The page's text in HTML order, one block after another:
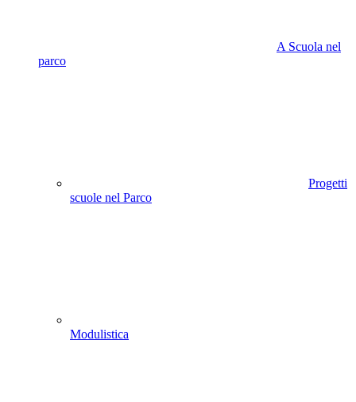
A Scuola nel
parco
Progetti
scuole nel Parco
Modulistica